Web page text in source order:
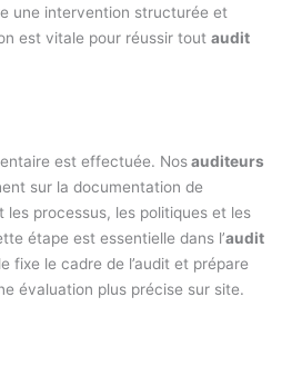
une intervention structurée et
est vitale pour réussir toutaudit
est effectuée. Nosauditeurs
sur la documentation de
les processus, les politiques et les
étape est essentielle dans l’audit
fixe le cadre de l’audit et prépare
évaluation plus précise sur site.